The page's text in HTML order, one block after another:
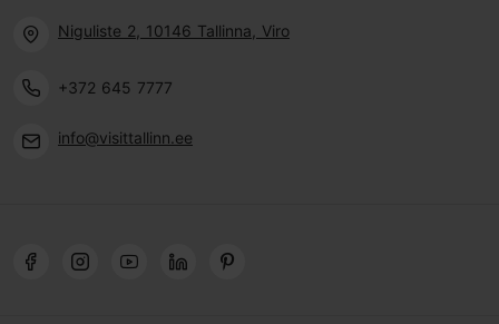
Niguliste 2, 10146 Tallinna, Viro
+372 645 7777
info@visittallinn.ee